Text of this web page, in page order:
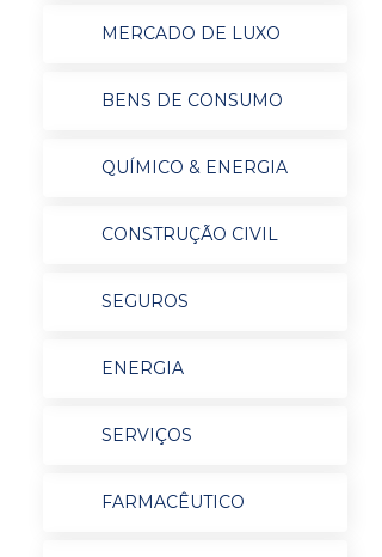
MERCADO DE LUXO
BENS DE CONSUMO
QUÍMICO & ENERGIA
CONSTRUÇÃO CIVIL
SEGUROS
ENERGIA
SERVIÇOS
FARMACÊUTICO